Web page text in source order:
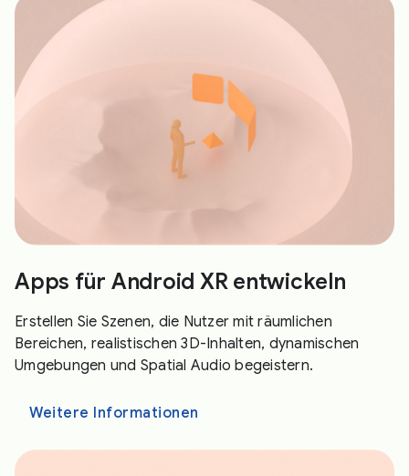
Apps für Android XR entwickeln
Erstellen Sie Szenen, die Nutzer mit räumlichen
Bereichen, realistischen 3D-Inhalten, dynamischen
Umgebungen und Spatial Audio begeistern.
Weitere Informationen